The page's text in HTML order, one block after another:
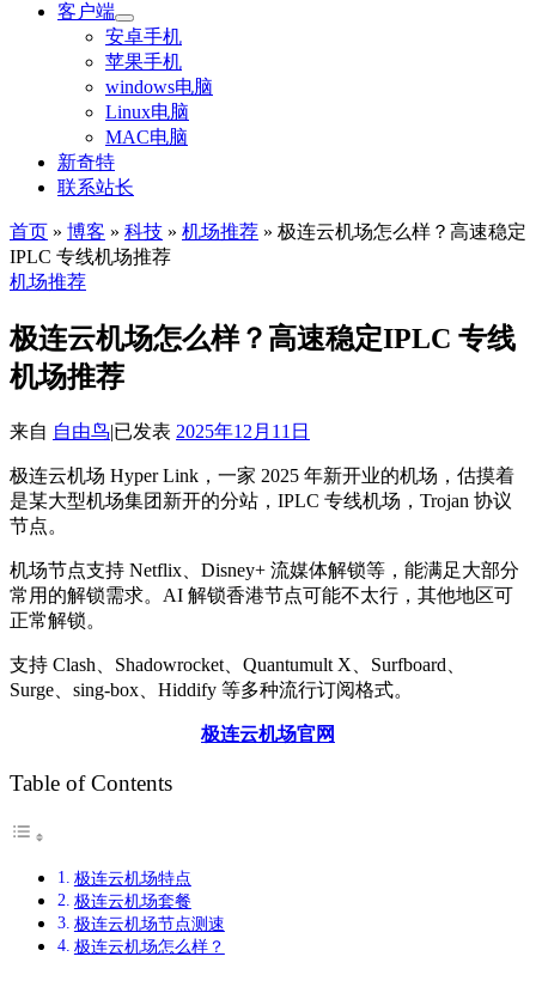
客户端
安卓手机
苹果手机
windows电脑
Linux电脑
MAC电脑
新奇特
联系站长
首页 » 博客 » 科技 » 机场推荐 » 极连云机场怎么样？高速稳定
IPLC 专线机场推荐
机场推荐
极连云机场怎么样？高速稳定IPLC 专线
机场推荐
来自 自由鸟|已发表 2025年12月11日
极连云机场 Hyper Link，一家 2025 年新开业的机场，估摸着
是某大型机场集团新开的分站，IPLC 专线机场，Trojan 协议
节点。
机场节点支持 Netflix、Disney+ 流媒体解锁等，能满足大部分
常用的解锁需求。AI 解锁香港节点可能不太行，其他地区可
正常解锁。
支持 Clash、Shadowrocket、Quantumult X、Surfboard、
Surge、sing-box、Hiddify 等多种流行订阅格式。
极连云机场官网
Table of Contents
极连云机场特点
极连云机场套餐
极连云机场节点测速
极连云机场怎么样？